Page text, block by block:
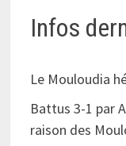
Infos
Le Mouloudia
Battus 3-1 par
raison des